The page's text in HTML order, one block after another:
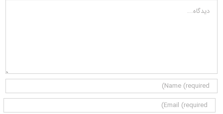
دیدگاه